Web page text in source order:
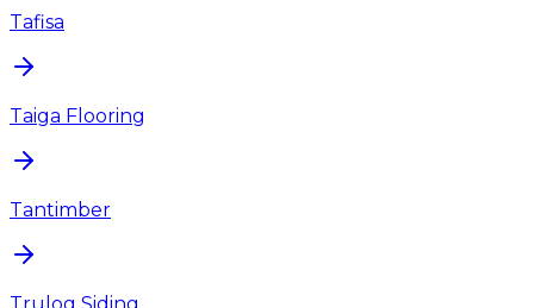
Tafisa
Taiga Flooring
Tantimber